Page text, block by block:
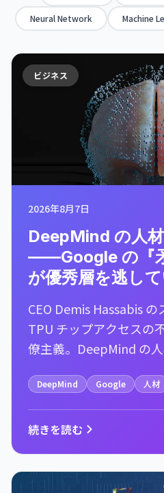
Neural Network Machine
ビジネス
2026年8月7日
DeepMind の人
——Google の『
が優秀層を逃し
CEO Demis Hassabis の
TPU チップアクセスの
僚主義。DeepMind の
の矛盾を示唆している。
DeepMind Google 人材
続きを読む